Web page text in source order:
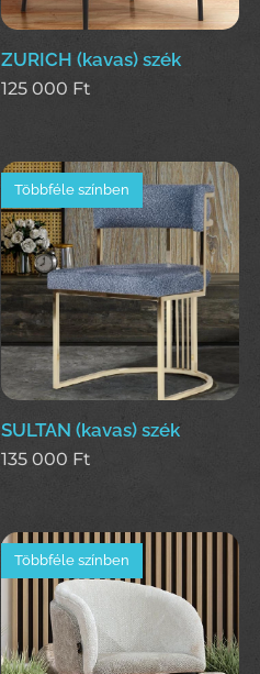
ZURICH (kavas) szék
125 000 Ft
SULTAN (kavas) szék
Többféle színben
135 000 Ft
Többféle színben